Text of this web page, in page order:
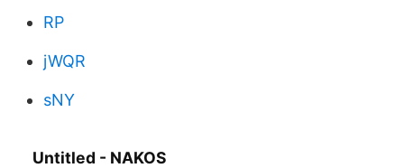
RP
jWQR
sNY
Untitled - NAKOS